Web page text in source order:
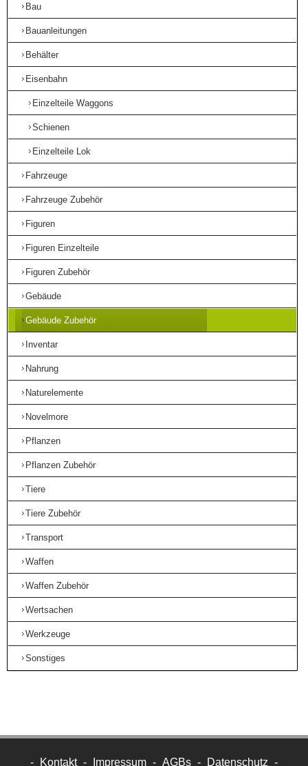
Bau
Bauanleitungen
Behälter
Eisenbahn
Einzelteile Waggons
Schienen
Einzelteile Lok
Fahrzeuge
Fahrzeuge Zubehör
Figuren
Figuren Einzelteile
Figuren Zubehör
Gebäude
Gebäude Zubehör
Inventar
Nahrung
Naturelemente
Novelmore
Pflanzen
Pflanzen Zubehör
Tiere
Tiere Zubehör
Transport
Waffen
Waffen Zubehör
Wertsachen
Werkzeuge
Sonstiges
- Kontakt - Impressum - AGBs - Datenschutz -